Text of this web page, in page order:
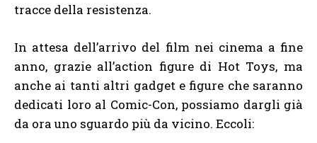
tracce della resistenza.
In attesa dell’arrivo del film nei cinema a fine
anno, grazie all’action figure di Hot Toys, ma
anche ai tanti altri gadget e figure che saranno
dedicati loro al Comic-Con, possiamo dargli già
da ora uno sguardo più da vicino. Eccoli: